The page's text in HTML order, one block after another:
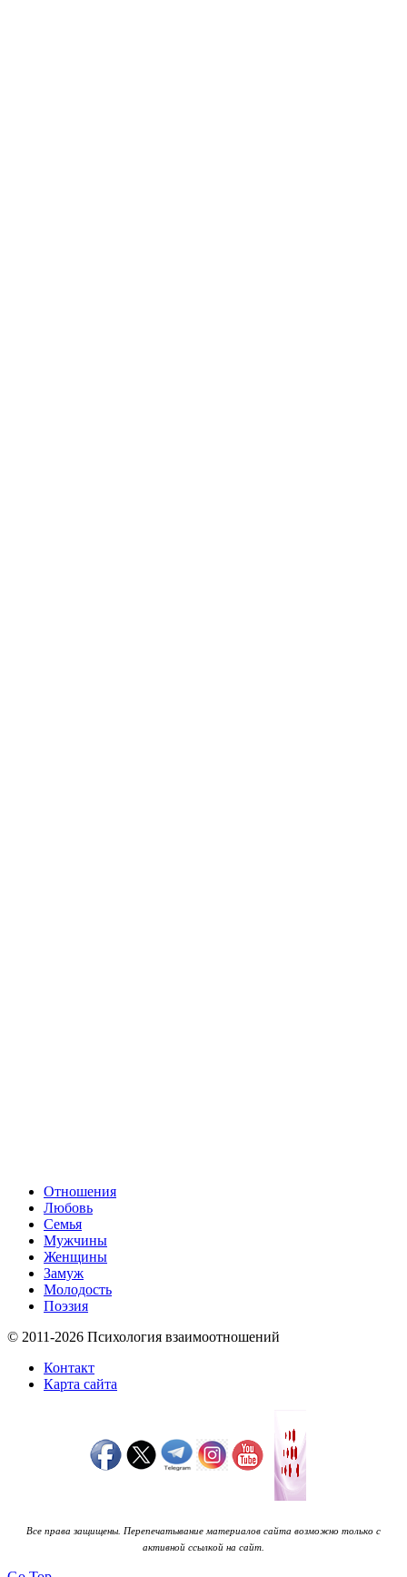
Отношения
Любовь
Семья
Мужчины
Женщины
Замуж
Молодость
Поэзия
© 2011-2026 Психология взаимоотношений
Контакт
Карта сайта
Все права защищены. Перепечатывание материалов сайта возможно только с
активной ссылкой на сайт.